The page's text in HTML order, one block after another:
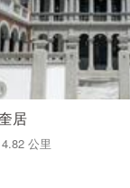
居
4.82 公里